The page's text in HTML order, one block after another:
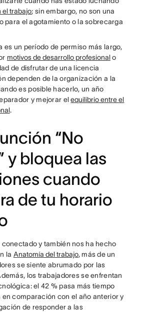
el trabajo; sin embargo, no son una
para el agotamiento o la sobrecarga
es un período de permiso más largo,
motivos de desarrollo profesionalo
de disfrutar de una licencia
dependen de la organización a la
es posible hacerlo, un año
y mejorar elequilibrio entre el
.
“No
y bloquea las
cuando
de tu horario
y también nos ha hecho
la Anatomía del trabajo, más de un
se siente abrumado por las
los trabajadores se enfrentan
el 42 % pasa más tiempo
en comparación con el año anterior y
de responder a las